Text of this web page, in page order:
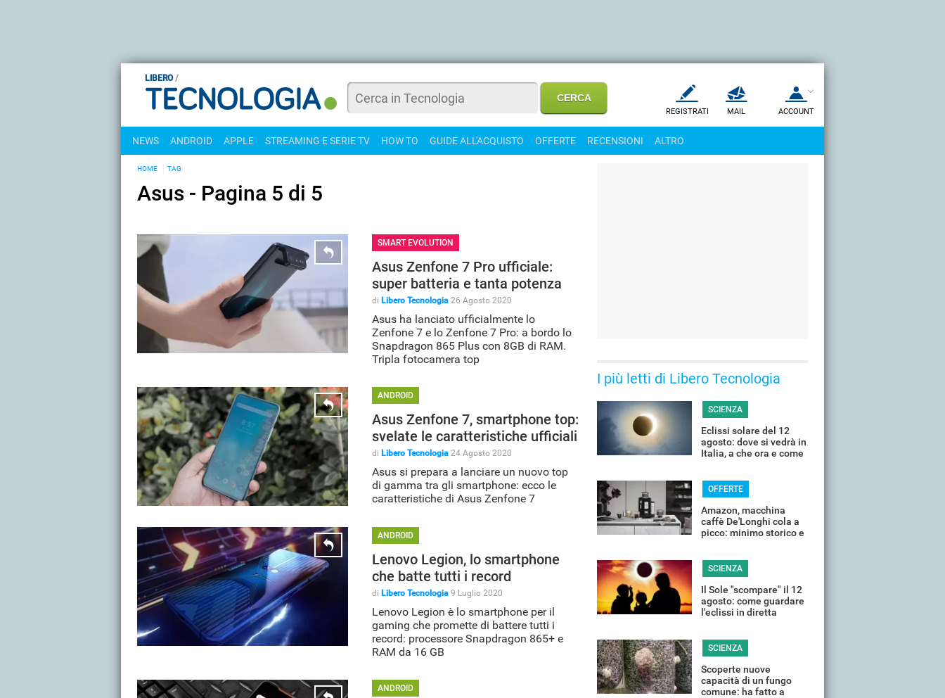
LIBERO
REGISTRATI MAIL ACCOUNT
NEWS ANDROID APPLE STREAMING E SERIE TV HOW TO GUIDE ALL'ACQUISTO OFFERTE RECENSIONI ALTRO
HOME TAG
Asus - Pagina 5 di 5
SMART EVOLUTION
Asus Zenfone 7 Pro ufficiale:
super batteria e tanta potenza
di Libero Tecnologia 26 Agosto 2020
Asus ha lanciato ufficialmente lo
Zenfone 7 e lo Zenfone 7 Pro: a bordo lo
Snapdragon 865 Plus con 8GB di RAM.
Tripla fotocamera top
ANDROID
Asus Zenfone 7, smartphone top:
svelate le caratteristiche ufficiali
di Libero Tecnologia 24 Agosto 2020
Asus si prepara a lanciare un nuovo top
di gamma tra gli smartphone: ecco le
caratteristiche di Asus Zenfone 7
ANDROID
Lenovo Legion, lo smartphone
che batte tutti i record
di Libero Tecnologia 9 Luglio 2020
Lenovo Legion è lo smartphone per il
gaming che promette di battere tutti i
record: processore Snapdragon 865+ e
RAM da 16 GB
ANDROID
I più letti di Libero Tecnologia
SCIENZA
Eclissi solare del 12
agosto: dove si vedrà in
Italia, a che ora e come
OFFERTE
Amazon, macchina
caffè De'Longhi cola a
picco: minimo storico e
SCIENZA
Il Sole "scompare" il 12
agosto: come guardare
l'eclissi in diretta
SCIENZA
Scoperte nuove
capacità di un fungo
comune: ha fatto a